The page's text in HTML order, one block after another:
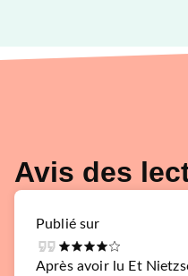
Avis des
Publié sur
Après avoir lu Et